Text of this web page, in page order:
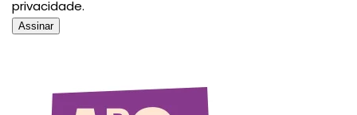
privacidade.